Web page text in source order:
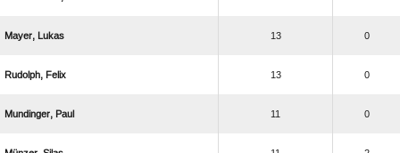
  13 0
  13 0
  11 0